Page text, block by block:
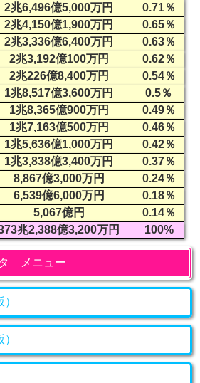
2兆6,496億5,000万円
0.71％
2兆4,150億1,900万円
0.65％
2兆3,336億6,400万円
0.63％
2兆3,192億100万円
0.62％
2兆226億8,400万円
0.54％
1兆8,517億3,600万円
0.5％
1兆8,365億900万円
0.49％
1兆7,163億500万円
0.46％
1兆5,636億1,000万円
0.42％
1兆3,838億3,400万円
0.37％
8,867億3,000万円
0.24％
6,539億6,000万円
0.18％
5,067億円
0.14％
兆2,388億3,200万円 100%
メニュー